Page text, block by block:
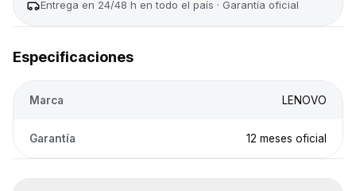
Entrega en 24/48 h en todo el país · Garantía oficial
Especificaciones
Marca LENOVO
Garantía 12 meses oficial